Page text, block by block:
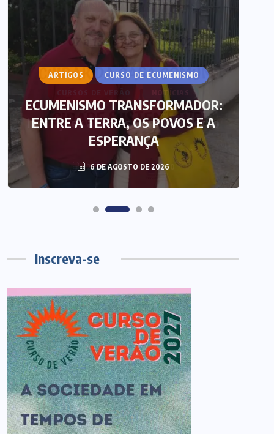
ARTIGOS CURSO DE ECUMENISMO
ECUMENISMO TRANSFORMADOR:
ENTRE A TERRA, OS POVOS E A
ESPERANÇA
6 DE AGOSTO DE 2026
Inscreva-se